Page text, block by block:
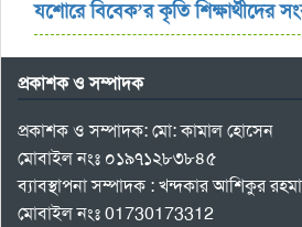
যশোরে বিবেক’র কৃতি শিক্ষার্থীদের
প্রকাশক ও সম্পাদক
প্রকাশক ও সম্পাদক: মো: কামাল হোসেন
মোবাইল নংঃ ০১৯৭১২৮৩৮৪৫
ব্যাবস্থাপনা সম্পাদক : খন্দকার আশিকুর
মোবাইল নংঃ 01730173312